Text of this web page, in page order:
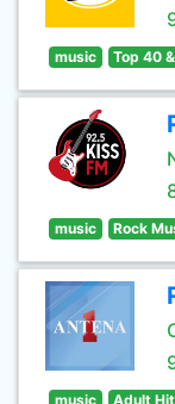
music Top 40
music Rock
music Adult